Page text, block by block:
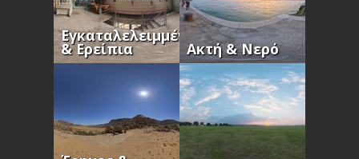
Εγκαταλελειμμένα
& Ερείπια Ακτή & Νερό